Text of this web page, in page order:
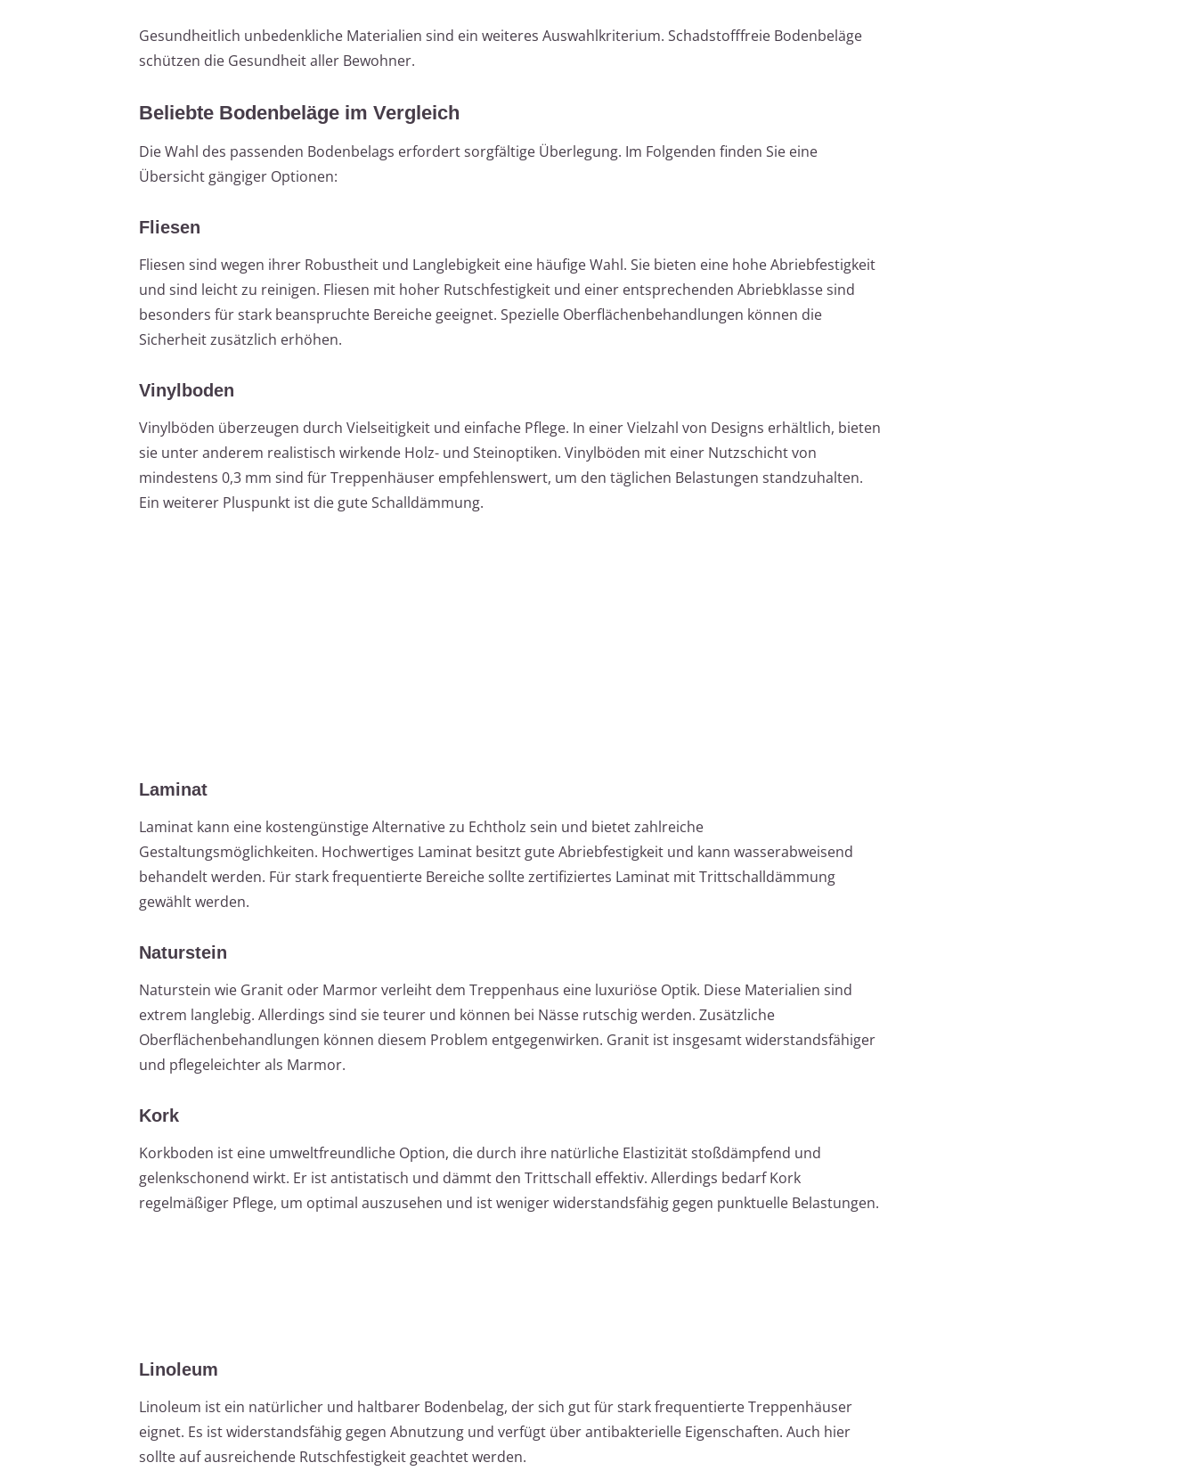
Gesundheitlich unbedenkliche Materialien sind ein weiteres Auswahlkriterium. Schadstofffreie Bodenbeläge
schützen die Gesundheit aller Bewohner.
Beliebte Bodenbeläge im Vergleich
Die Wahl des passenden Bodenbelags erfordert sorgfältige Überlegung. Im Folgenden finden Sie eine
Übersicht gängiger Optionen:
Fliesen
Fliesen sind wegen ihrer Robustheit und Langlebigkeit eine häufige Wahl. Sie bieten eine hohe Abriebfestigkeit
und sind leicht zu reinigen. Fliesen mit hoher Rutschfestigkeit und einer entsprechenden Abriebklasse sind
besonders für stark beanspruchte Bereiche geeignet. Spezielle Oberflächenbehandlungen können die
Sicherheit zusätzlich erhöhen.
Vinylboden
Vinylböden überzeugen durch Vielseitigkeit und einfache Pflege. In einer Vielzahl von Designs erhältlich, bieten
sie unter anderem realistisch wirkende Holz- und Steinoptiken. Vinylböden mit einer Nutzschicht von
mindestens 0,3 mm sind für Treppenhäuser empfehlenswert, um den täglichen Belastungen standzuhalten.
Ein weiterer Pluspunkt ist die gute Schalldämmung.
Laminat
Laminat kann eine kostengünstige Alternative zu Echtholz sein und bietet zahlreiche
Gestaltungsmöglichkeiten. Hochwertiges Laminat besitzt gute Abriebfestigkeit und kann wasserabweisend
behandelt werden. Für stark frequentierte Bereiche sollte zertifiziertes Laminat mit Trittschalldämmung
gewählt werden.
Naturstein
Naturstein wie Granit oder Marmor verleiht dem Treppenhaus eine luxuriöse Optik. Diese Materialien sind
extrem langlebig. Allerdings sind sie teurer und können bei Nässe rutschig werden. Zusätzliche
Oberflächenbehandlungen können diesem Problem entgegenwirken. Granit ist insgesamt widerstandsfähiger
und pflegeleichter als Marmor.
Kork
Korkboden ist eine umweltfreundliche Option, die durch ihre natürliche Elastizität stoßdämpfend und
gelenkschonend wirkt. Er ist antistatisch und dämmt den Trittschall effektiv. Allerdings bedarf Kork
regelmäßiger Pflege, um optimal auszusehen und ist weniger widerstandsfähig gegen punktuelle Belastungen.
Linoleum
Linoleum ist ein natürlicher und haltbarer Bodenbelag, der sich gut für stark frequentierte Treppenhäuser
eignet. Es ist widerstandsfähig gegen Abnutzung und verfügt über antibakterielle Eigenschaften. Auch hier
sollte auf ausreichende Rutschfestigkeit geachtet werden.